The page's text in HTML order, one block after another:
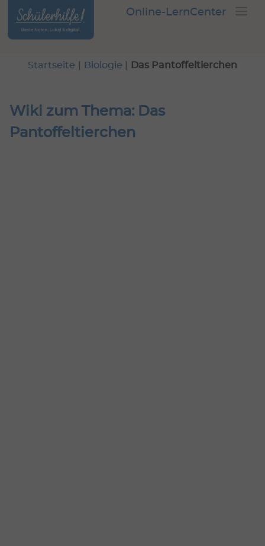
Online-LernCenter
Startseite Biologie Das Pantoffeltierchen
Wiki zum Thema: Das
Pantoffeltierchen